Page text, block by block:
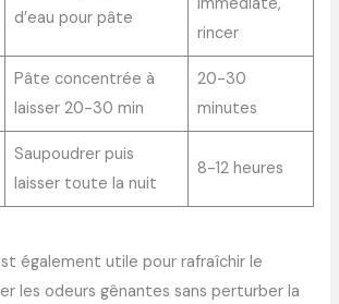
d’eau pour pâte
immédiate,
rincer
Pâte concentrée à
laisser 20-30 min
20-30
minutes
Saupoudrer puis
laisser toute la nuit
8-12 heures
également utile pour rafraîchir le
les odeurs gênantes sans perturber la